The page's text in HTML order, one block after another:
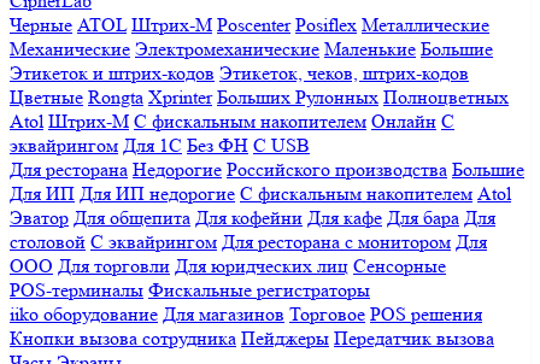
Черные ATOL Штрих-М Poscenter Posiflex Металлические
Механические Электромеханические Маленькие Большие
Этикеток и штрих-кодов Этикеток, чеков, штрих-кодов
Цветные Rongta Xprinter Больших Рулонных Полноцветных
Atol Штрих-М С фискальным накопителем Онлайн С
эквайрингом Для 1С Без ФН С USB
Для ресторана Недорогие Российского производства Большие
Для ИП Для ИП недорогие С фискальным накопителем Atol
Эватор Для общепита Для кофейни Для кафе Для бара Для
столовой С эквайрингом Для ресторана с монитором Для
ООО Для торговли Для юридческих лиц Сенсорные
POS-терминалы Фискальные регистраторы
iiko оборудование Для магазинов Торговое POS решения
Кнопки вызова сотрудника Пейджеры Передатчик вызова